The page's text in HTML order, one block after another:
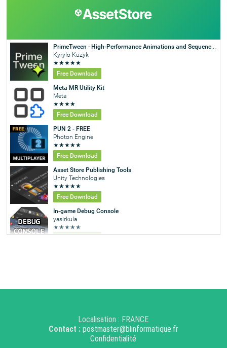
Localisation : FRANCE
Contact : postmaster@blinformatique.fr
Confidentialité